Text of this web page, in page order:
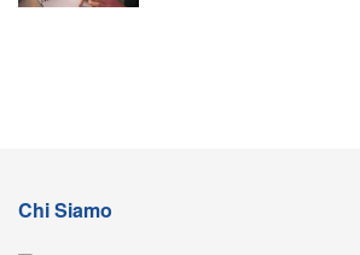
Chi Siamo